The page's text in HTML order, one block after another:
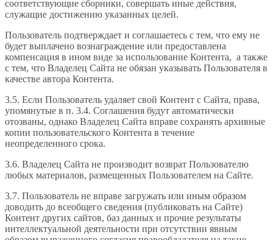
соответствующие сборники, совершать иные действия,
служащие достижению указанных целей.
Пользователь подтверждает и соглашаетесь с тем, что ему не
будет выплачено вознаграждение или предоставлена
компенсация в ином виде за использование Контента, а также
с тем, что Владелец Сайта не обязан указывать Пользователя в
качестве автора Контента.
3.5. Если Пользователь удаляет свой Контент с Сайта, права,
упомянутые в п. 3.4. Соглашения будут автоматически
отозваны, однако Владелец Сайта вправе сохранять архивные
копии пользовательского Контента в течение
неопределенного срока.
3.6. Владелец Сайта не производит возврат Пользователю
любых материалов, размещенных Пользователем на Сайте.
3.7. Пользователь не вправе загружать или иным образом
доводить до всеобщего сведения (публиковать на Сайте)
Контент других сайтов, баз данных и прочие результаты
интеллектуальной деятельности при отсутствии явным